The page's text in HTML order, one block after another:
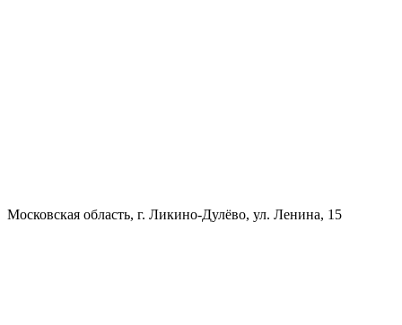
Московская область, г. Ликино-Дулёво, ул. Ленина, 15